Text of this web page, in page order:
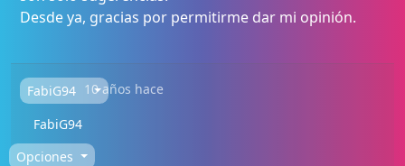
Desde ya, gracias por permitirme dar mi opinión.
FabiG94
FabiG94
10 años hace
Opciones